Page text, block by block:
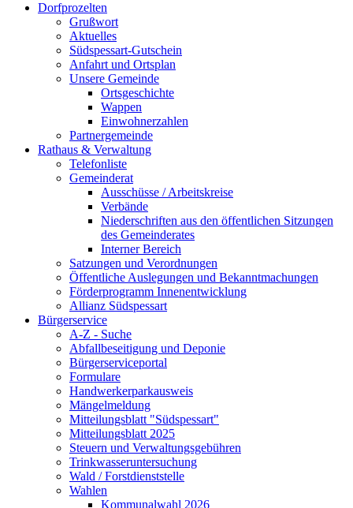
Dorfprozelten
Grußwort
Aktuelles
Südspessart-Gutschein
Anfahrt und Ortsplan
Unsere Gemeinde
Ortsgeschichte
Wappen
Einwohnerzahlen
Partnergemeinde
Rathaus & Verwaltung
Telefonliste
Gemeinderat
Ausschüsse / Arbeitskreise
Verbände
Niederschriften aus den öffentlichen Sitzungen
des Gemeinderates
Interner Bereich
Satzungen und Verordnungen
Öffentliche Auslegungen und Bekanntmachungen
Förderprogramm Innenentwicklung
Allianz Südspessart
Bürgerservice
A-Z - Suche
Abfallbeseitigung und Deponie
Bürgerserviceportal
Formulare
Handwerkerparkausweis
Mängelmeldung
Mitteilungsblatt "Südspessart"
Mitteilungsblatt 2025
Steuern und Verwaltungsgebühren
Trinkwasseruntersuchung
Wald / Forstdienststelle
Wahlen
Kommunalwahl 2026